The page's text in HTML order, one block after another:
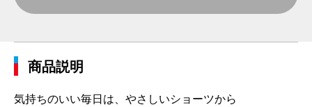
商品説明
気持ちのいい毎日は、やさしいショーツから